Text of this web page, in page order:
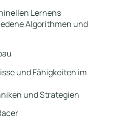
Lernens
Algorithmen und
und Fähigkeiten im
und Strategien